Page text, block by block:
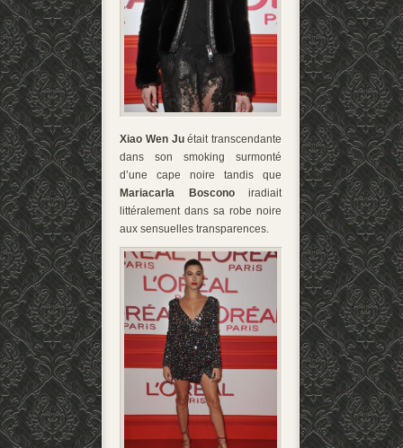
Xiao Wen Juétait transcendante
dans son smoking surmonté
d’une cape noire tandis que
Mariacarla Bosconoiradiait
littéralement dans sa robe noire
aux sensuelles transparences.